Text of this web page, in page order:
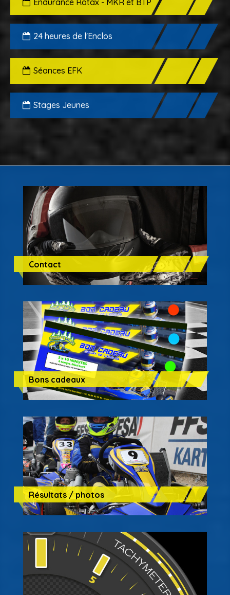
24 heures de l'Enclos
Séances EFK
Stages Jeunes
Contact
Bons cadeaux
Résultats / photos